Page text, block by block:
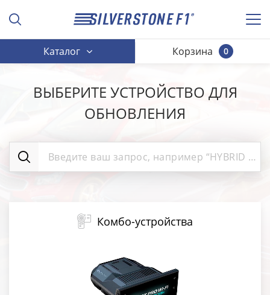
Каталог 0
Корзина
ВЫБЕРИТЕ УСТРОЙСТВО ДЛЯ
ОБНОВЛЕНИЯ
Комбо-устройства